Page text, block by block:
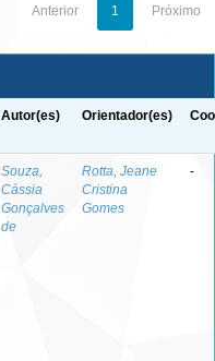
Anterior 1 Próximo
Autor(es) Orientador(es)
Souza,
Cássia
Gonçalves
de
Rotta, Jeane
Cristina
Gomes
-